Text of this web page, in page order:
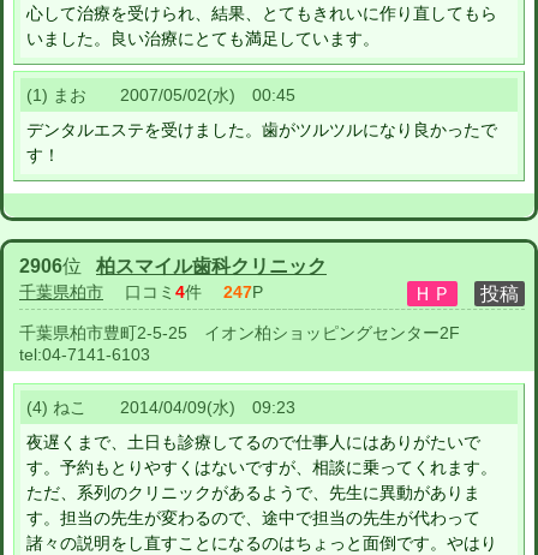
心して治療を受けられ、結果、とてもきれいに作り直してもら
いました。良い治療にとても満足しています。
(1) まお 2007/05/02(水) 00:45
デンタルエステを受けました。歯がツルツルになり良かったで
す！
2906位 柏スマイル歯科クリニック
千葉県柏市 口コミ 4件 247P
千葉県柏市豊町2-5-25 イオン柏ショッピングセンター2F
tel:04-7141-6103
(4) ねこ 2014/04/09(水) 09:23
夜遅くまで、土日も診療してるので仕事人にはありがたいで
す。予約もとりやすくはないですが、相談に乗ってくれます。
ただ、系列のクリニックがあるようで、先生に異動がありま
す。担当の先生が変わるので、途中で担当の先生が代わって
諸々の説明をし直すことになるのはちょっと面倒です。やはり